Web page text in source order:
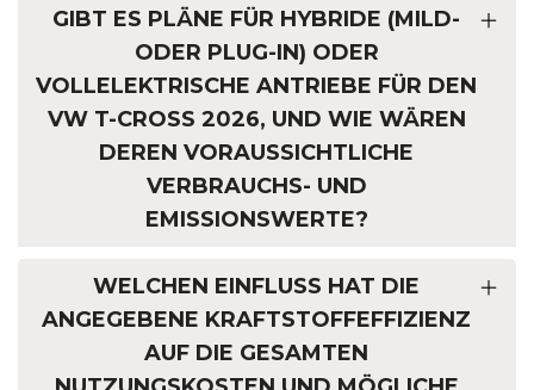
GIBT ES PLÄNE FÜR HYBRIDE (MILD-
ODER PLUG-IN) ODER
VOLLELEKTRISCHE ANTRIEBE FÜR DEN
VW T-CROSS 2026, UND WIE WÄREN
DEREN VORAUSSICHTLICHE
VERBRAUCHS- UND
EMISSIONSWERTE?
WELCHEN EINFLUSS HAT DIE
ANGEGEBENE KRAFTSTOFFEFFIZIENZ
AUF DIE GESAMTEN